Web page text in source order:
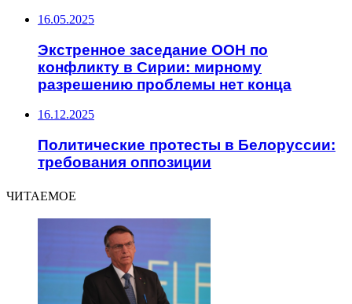
16.05.2025
Экстренное заседание ООН по
конфликту в Сирии: мирному
разрешению проблемы нет конца
16.12.2025
Политические протесты в Белоруссии:
требования оппозиции
ЧИТАЕМОЕ